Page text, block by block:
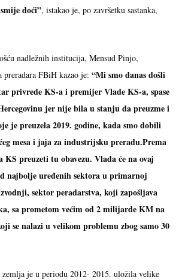
doći”, istakao je, po završetku sastanka,
nadležnih institucija, Mensud Pinjo,
preradara FBiH kazao je: “Mi smo danas došli
privrede KS-a i premijer Vlade KS-a, spase
jer nije bila u stanju da preuzme i
je preuzela 2019. godine, kada smo dobili
mesa i jaja za industrijsku preradu.Prema
KS preuzeti tu obavezu. Vlada će na ovaj
najbolje uređenih sektora u primarnoj
sektor peradarstva, koji zapošljava
sa prometom većim od 2 milijarde KM na
se nalazi u velikom problemu zbog samo 30
zemlja je u periodu 2012- 2015. uložila velike